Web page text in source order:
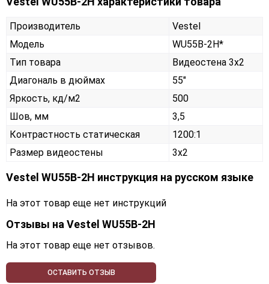
Производитель
Vestel
Модель
WU55B-2H*
Тип товара
Видеостена 3х2
Диагональ в дюймах
55"
Яркость, кд/м2
500
Шов, мм
3,5
Контрастность статическая
1200:1
Размер видеостены
3x2
Vestel WU55B-2H инструкция на русском языке
На этот товар еще нет инструкций
Отзывы наVestel WU55B-2H
На этот товар еще нет отзывов.
ОСТАВИТЬ ОТЗЫВ